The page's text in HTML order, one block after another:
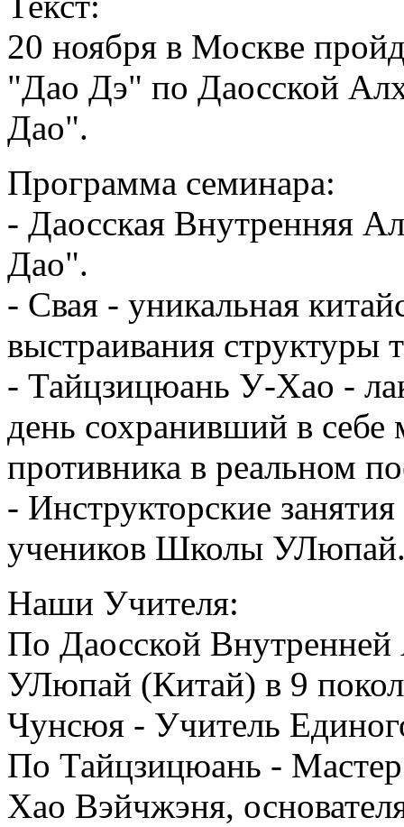
20 ноября в Москве
"Дао Дэ" по Даосской
Дао".
Программа семинара:
- Даосская Внутренняя
Дао".
- Свая - уникальная
выстраивания структуры
- Тайцзицюань У-Хао -
день сохранивший в себе
противника в реальном
- Инструкторские
учеников Школы
Наши Учителя:
По Даосской
УЛюпай (Китай) в 9
Чунсюя - Учитель
По Тайцзицюань -
Хао Вэйчжэня,